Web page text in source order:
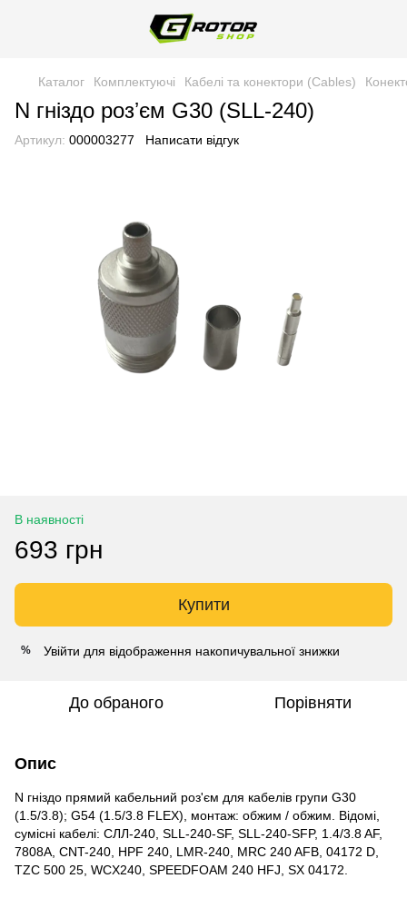
Каталог Комплектуючі Кабелі та конектори (Cables)
N гніздо розʼєм G30 (SLL-240)
Артикул: 000003277 Написати відгук
В наявності
693 грн
Купити
% Увійти для відображення накопичувальної знижки
До обраного Порівняти
Опис
N гніздо прямий кабельний роз'єм для кабелів групи G30
(1.5/3.8); G54 (1.5/3.8 FLEX), монтаж: обжим / обжим. Відомі,
сумісні кабелі: СЛЛ-240 SLL-240-SF, SLL-240-SFP, 1.4/3.8 AF,
7808A, CNT-240, HPF 240, LMR-240, MRC 240 AFB, 04172 D,
TZC 500 25, WCX240, SPEEDFOAM 240 HFJ, SX 04172.